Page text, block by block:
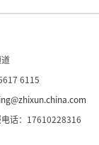
6115
话：17610228316